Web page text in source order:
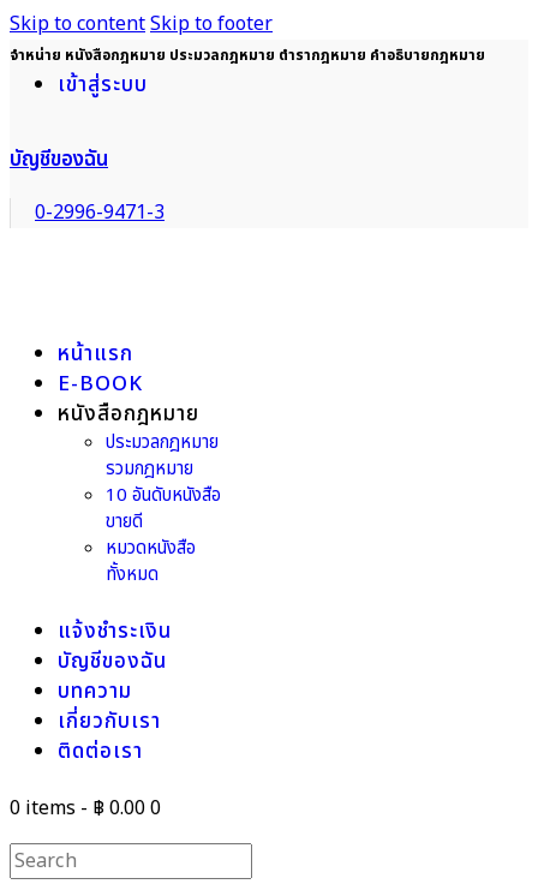
Skip to contentSkip to footer
จำหน่าย หนังสือกฎหมาย ประมวลกฎหมาย ตำรากฎหมาย คำอธิบายกฎหมาย
เข้าสู่ระบบ
บัญชีของฉัน
0-2996-9471-3
หน้าแรก
E-BOOK
หนังสือกฎหมาย
ประมวลกฎหมาย
รวมกฎหมาย
10 อันดับหนังสือ
ขายดี
หมวดหนังสือ
ทั้งหมด
แจ้งชำระเงิน
บัญชีของฉัน
บทความ
เกี่ยวกับเรา
ติดต่อเรา
0 items - ฿ 0.000